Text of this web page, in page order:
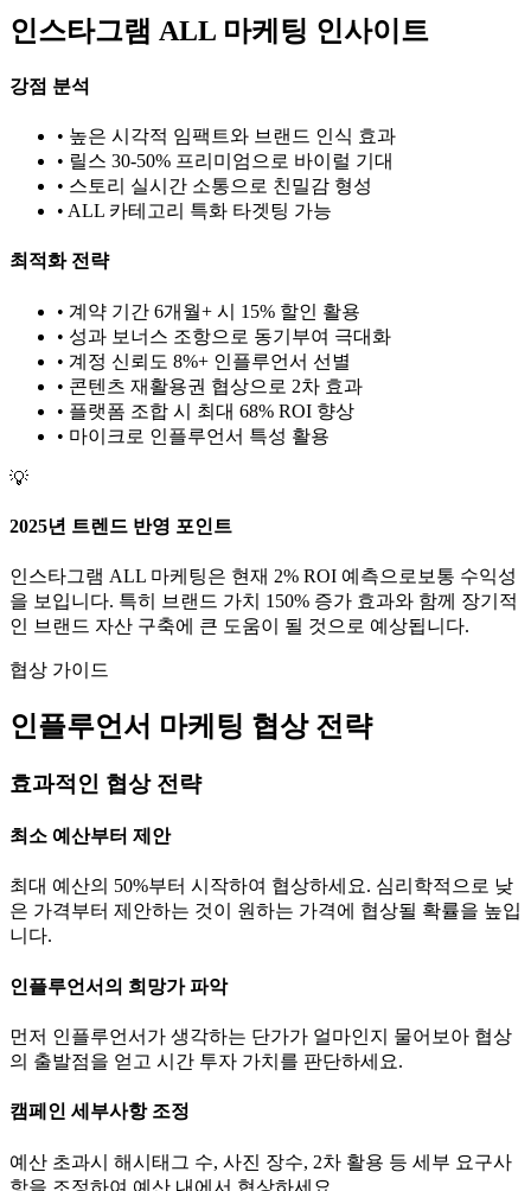
인스타그램 ALL 마케팅 인사이트
강점 분석
• 높은 시각적 임팩트와 브랜드 인식 효과
• 릴스 30-50% 프리미엄으로 바이럴 기대
• 스토리 실시간 소통으로 친밀감 형성
• ALL 카테고리 특화 타겟팅 가능
최적화 전략
• 계약 기간 6개월+ 시 15% 할인 활용
• 성과 보너스 조항으로 동기부여 극대화
• 계정 신뢰도 8%+ 인플루언서 선별
• 콘텐츠 재활용권 협상으로 2차 효과
• 플랫폼 조합 시 최대 68% ROI 향상
• 마이크로 인플루언서 특성 활용
💡
2025년 트렌드 반영 포인트
인스타그램 ALL 마케팅은 현재 2% ROI 예측으로 보통 수익성
을 보입니다. 특히 브랜드 가치
150% 증가 효과와 함께 장기적
인 브랜드 자산 구축에 큰 도움이 될 것으로 예상됩니다.
협상 가이드
인플루언서 마케팅 협상 전략
효과적인 협상 전략
최소 예산부터 제안
최대 예산의 50%부터 시작하여 협상하세요. 심리학적으로 낮
은 가격부터 제안하는 것이 원하는 가격에 협상될 확률을 높입
니다.
인플루언서의 희망가 파악
먼저 인플루언서가 생각하는 단가가 얼마인지 물어보아 협상
의 출발점을 얻고 시간 투자 가치를 판단하세요.
캠페인 세부사항 조정
예산 초과시 해시태그 수, 사진 장수, 2차 활용 등 세부 요구사
항을 조정하여 예산 내에서 협상하세요.